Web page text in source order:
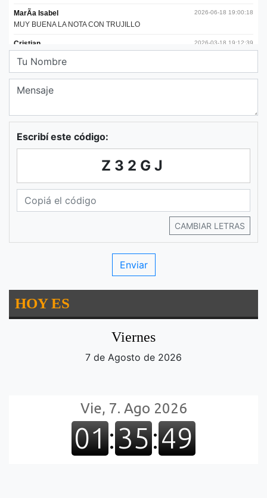
Escribí este código:
Z32GJ
CAMBIAR LETRAS
HOY ES
Viernes
7 de Agosto de 2026